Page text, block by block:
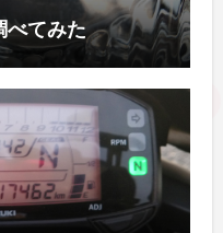
(3)
(2)
(1)
(3)
べてみた